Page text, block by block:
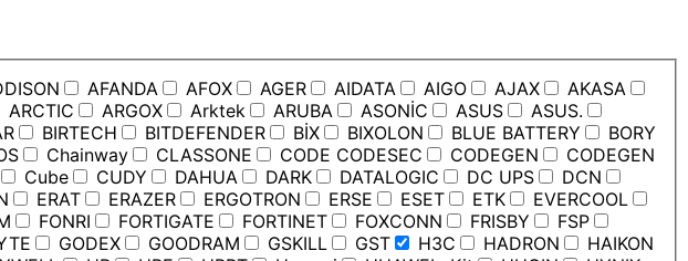
AFANDA AFOX AGER AIDATA AIGO AJAX
AKASA
ARCTIC ARGOX Arktek ARUBA ASONİC ASUS
ASUS.
BIRTECH BITDEFENDER BİX BIXOLON BLUE BATTERY
BORY
Chainway CLASSONE CODE CODESEC CODEGEN
CODEGEN
Cube CUDY DAHUA DARK DATALOGIC DC UPS
DCN
ERAT ERAZER ERGOTRON ERSE ESET ETK
EVERCOOL
FONRI FORTIGATE FORTINET FOXCONN FRISBY
FSP
GODEX GOODRAM GSKILL GST H3C HADRON
HAIKON